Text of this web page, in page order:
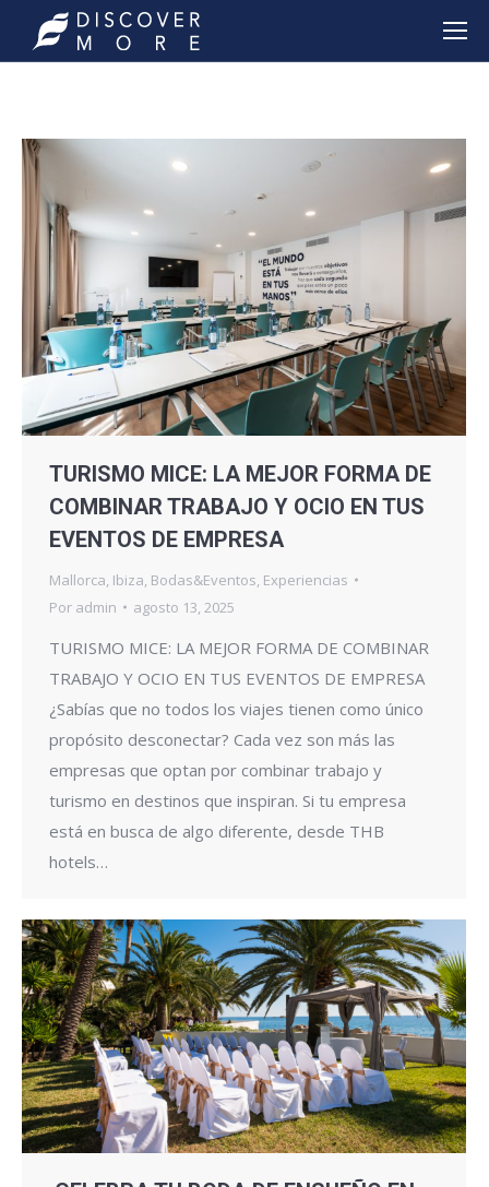
TURISMO MICE: LA MEJOR FORMA DE
COMBINAR TRABAJO Y OCIO EN TUS
EVENTOS DE EMPRESA
Mallorca Ibiza Bodas&Eventos Experiencias
Por admin agosto 13, 2025
TURISMO MICE: LA MEJOR FORMA DE COMBINAR
TRABAJO Y OCIO EN TUS EVENTOS DE EMPRESA
¿Sabías que no todos los viajes tienen como único
propósito desconectar? Cada vez son más las
empresas que optan por combinar trabajo y
turismo en destinos que inspiran. Si tu empresa
está en busca de algo diferente, desde THB
hotels…